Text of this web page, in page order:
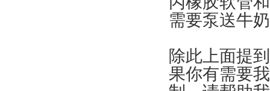
需要泵送牛
除此上面提
果你有需要